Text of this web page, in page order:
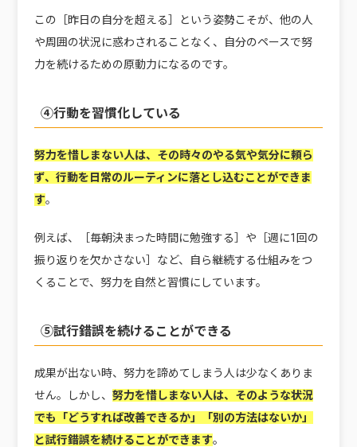
この［昨日の自分を超える］という姿勢こそが、他の人
や周囲の状況に惑わされることなく、自分のペースで努
力を続けるための原動力になるのです。
④行動を習慣化している
努力を惜しまない人は、その時々のやる気や気分に頼ら
ず、行動を日常のルーティンに落とし込むことができま
す。
例えば、［毎朝決まった時間に勉強する］や［週に1回の
振り返りを欠かさない］など、自ら継続する仕組みをつ
くることで、努力を自然と習慣にしています。
⑤試行錯誤を続けることができる
成果が出ない時、努力を諦めてしまう人は少なくありま
せん。しかし、 努力を惜しまない人は、そのような状況
でも「どうすれば改善できるか」「別の方法はないか」
と試行錯誤を続けることができます。